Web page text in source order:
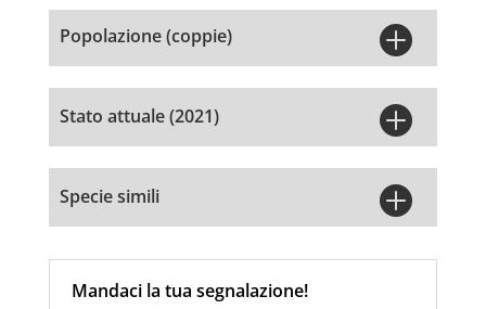
Popolazione (coppie) 
Stato attuale (2021) 
Specie simili 
Mandaci la tua segnalazione!